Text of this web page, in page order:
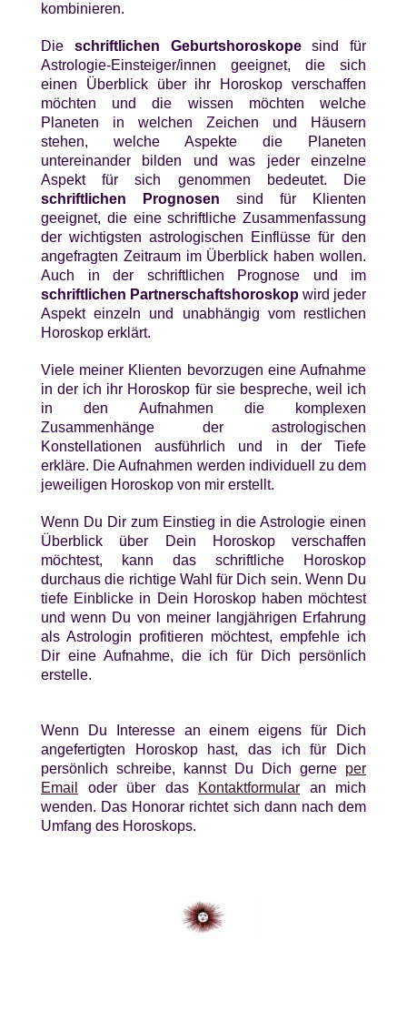
kombinieren.
Die schriftlichen Geburtshoroskopesind für
Astrologie-Einsteiger/innen geeignet, die sich
einen Überblick über ihr Horoskop verschaffen
möchten und die wissen möchten welche
Planeten in welchen Zeichen und Häusern
stehen, welche Aspekte die Planeten
untereinander bilden und was jeder einzelne
Aspekt für sich genommen bedeutet. Die
schriftlichen Prognosen sind für Klienten
geeignet, die eine schriftliche Zusammenfassung
der wichtigsten astrologischen Einflüsse für den
angefragten Zeitraum im Überblick haben wollen.
Auch in der schriftlichen Prognose und im
schriftlichen Partnerschaftshoroskop wird jeder
Aspekt einzeln und unabhängig vom restlichen
Horoskop erklärt.
Viele meiner Klienten bevorzugen eine Aufnahme
in der ich ihr Horoskop für sie bespreche, weil ich
in den Aufnahmen die komplexen
Zusammenhänge der astrologischen
Konstellationen ausführlich und in der Tiefe
erkläre. Die Aufnahmen werden individuell zu dem
jeweiligen Horoskop von mir erstellt.
Wenn Du Dir zum Einstieg in die Astrologie einen
Überblick über Dein Horoskop verschaffen
möchtest, kann das schriftliche Horoskop
durchaus die richtige Wahl für Dich sein. Wenn Du
tiefe Einblicke in Dein Horoskop haben möchtest
und wenn Du von meiner langjährigen Erfahrung
als Astrologin profitieren möchtest, empfehle ich
Dir eine Aufnahme, die ich für Dich persönlich
erstelle.
Wenn Du Interesse an einem eigens für Dich
angefertigten Horoskop hast, das ich für Dich
persönlich schreibe, kannst Du Dich gerne per
Email
oder über das Kontaktformular an mich
wenden. Das Honorar richtet sich dann nach dem
Umfang des Horoskops.